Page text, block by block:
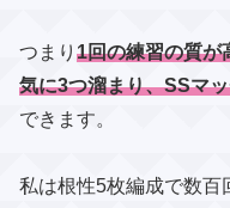
つまり 1回の練習の質が
気に3つ溜まり、SSマ
できます。
私は根性5枚編成で数百